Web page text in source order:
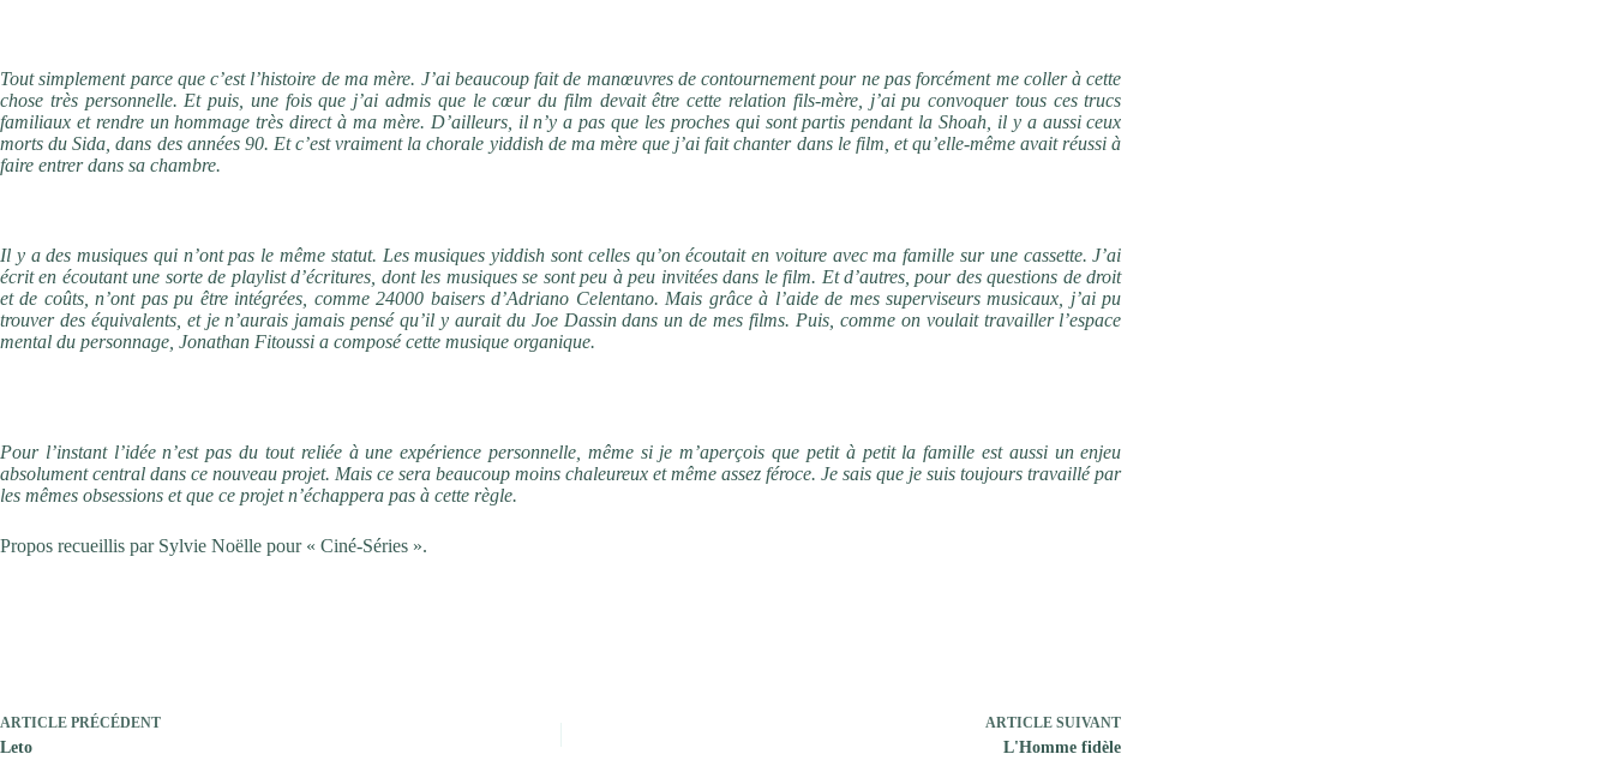
Tout simplement parce que c’est l’histoire de ma mère. J’ai beaucoup fait de manœuvres de contournement pour ne pas forcément me coller à cette
chose très personnelle. Et puis, une fois que j’ai admis que le cœur du film devait être cette relation fils-mère, j’ai pu convoquer tous ces trucs
familiaux et rendre un hommage très direct à ma mère. D’ailleurs, il n’y a pas que les proches qui sont partis pendant la Shoah, il y a aussi ceux
morts du Sida, dans des années 90. Et c’est vraiment la chorale yiddish de ma mère que j’ai fait chanter dans le film, et qu’elle-même avait réussi à
faire entrer dans sa chambre.
Il y a des musiques qui n’ont pas le même statut. Les musiques yiddish sont celles qu’on écoutait en voiture avec ma famille sur une cassette. J’ai
écrit en écoutant une sorte de playlist d’écritures, dont les musiques se sont peu à peu invitées dans le film. Et d’autres, pour des questions de droit
et de coûts, n’ont pas pu être intégrées, comme 24000 baisers d’Adriano Celentano. Mais grâce à l’aide de mes superviseurs musicaux, j’ai pu
trouver des équivalents, et je n’aurais jamais pensé qu’il y aurait du Joe Dassin dans un de mes films. Puis, comme on voulait travailler l’espace
mental du personnage, Jonathan Fitoussi a composé cette musique organique.
Pour l’instant l’idée n’est pas du tout reliée à une expérience personnelle, même si je m’aperçois que petit à petit la famille est aussi un enjeu
absolument central dans ce nouveau projet. Mais ce sera beaucoup moins chaleureux et même assez féroce. Je sais que je suis toujours travaillé par
les mêmes obsessions et que ce projet n’échappera pas à cette règle.
Propos recueillis par Sylvie Noëlle pour « Ciné-Séries ».
ARTICLE PRÉCÉDENT
Leto
ARTICLE SUIVANT
L'Homme fidèle